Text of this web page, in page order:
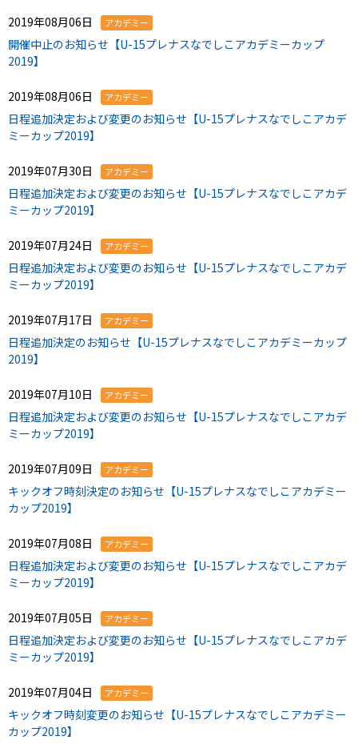
2019年08月06日 アカデミー
開催中止のお知らせ【U-15プレナスなでしこアカデミーカップ
2019】
2019年08月06日 アカデミー
日程追加決定および変更のお知らせ【U-15プレナスなでしこアカデ
ミーカップ2019】
2019年07月30日 アカデミー
日程追加決定および変更のお知らせ【U-15プレナスなでしこアカデ
ミーカップ2019】
2019年07月24日 アカデミー
日程追加決定および変更のお知らせ【U-15プレナスなでしこアカデ
ミーカップ2019】
2019年07月17日 アカデミー
日程追加決定のお知らせ【U-15プレナスなでしこアカデミーカップ
2019】
2019年07月10日 アカデミー
日程追加決定および変更のお知らせ【U-15プレナスなでしこアカデ
ミーカップ2019】
2019年07月09日 アカデミー
キックオフ時刻決定のお知らせ【U-15プレナスなでしこアカデミー
カップ2019】
2019年07月08日 アカデミー
日程追加決定および変更のお知らせ【U-15プレナスなでしこアカデ
ミーカップ2019】
2019年07月05日 アカデミー
日程追加決定および変更のお知らせ【U-15プレナスなでしこアカデ
ミーカップ2019】
2019年07月04日 アカデミー
キックオフ時刻変更のお知らせ【U-15プレナスなでしこアカデミー
カップ2019】